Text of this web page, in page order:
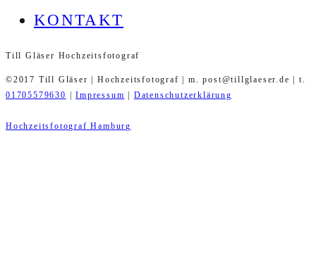
KONTAKT
Till Gläser Hochzeitsfotograf
©2017 Till Gläser | Hochzeitsfotograf | m. post@tillglaeser.de | t.
01705579630
|Impressum Datenschutzerklärung
Hochzeitsfotograf Hamburg